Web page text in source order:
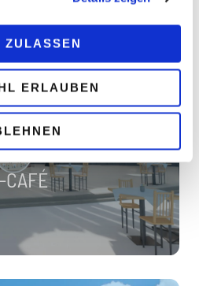
ZULASSEN
ERLAUBEN
CAFÉ